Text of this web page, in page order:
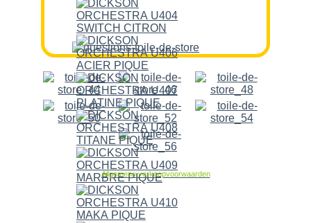
Allgemene verkoopvoorwaarden